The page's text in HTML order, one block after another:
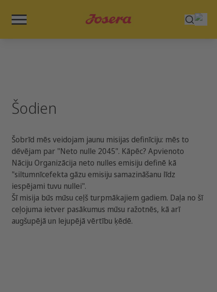
Šodien
Šobrīd mēs veidojam jaunu misijas definīciju: mēs to
dēvējam par "Neto nulle 2045". Kāpēc? Apvienoto
Nāciju Organizācija neto nulles emisiju definē kā
"siltumnīcefekta gāzu emisiju samazināšanu līdz
iespējami tuvu nullei".
Šī misija būs mūsu ceļš turpmākajiem gadiem. Daļa no šī
ceļojuma ietver pasākumus mūsu ražotnēs, kā arī
augšupējā un lejupējā vērtību ķēdē.